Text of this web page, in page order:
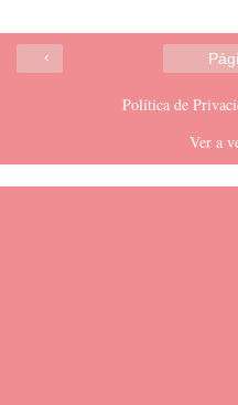
‹
Política de
Ver a